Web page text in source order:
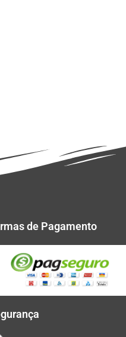
de Pagamento